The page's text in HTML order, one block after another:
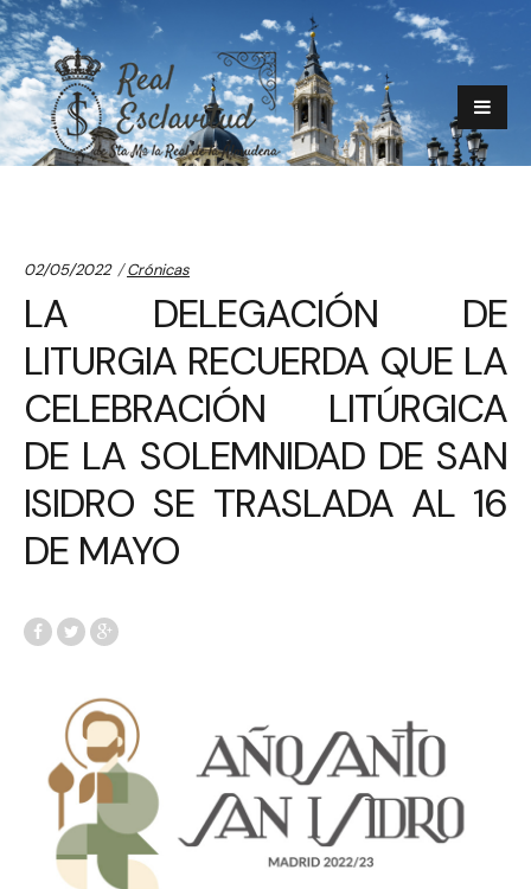
02/05/2022 Categories:
Crónicas
LA DELEGACIÓN DE
LITURGIA RECUERDA QUE LA
CELEBRACIÓN LITÚRGICA
DE LA SOLEMNIDAD DE SAN
ISIDRO SE TRASLADA AL 16
DE MAYO